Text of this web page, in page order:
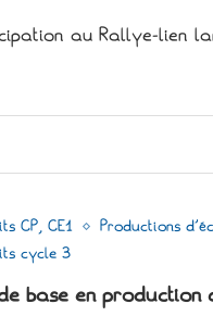
au Rallye-lien
CP, CE1 Productions
cycle 3
base en production